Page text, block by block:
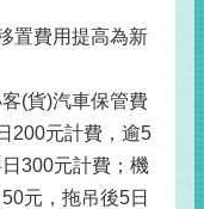
置費用提高為新
(貨)汽車保管費
200元計費，逾5
300元計費；機
元，拖吊後5日